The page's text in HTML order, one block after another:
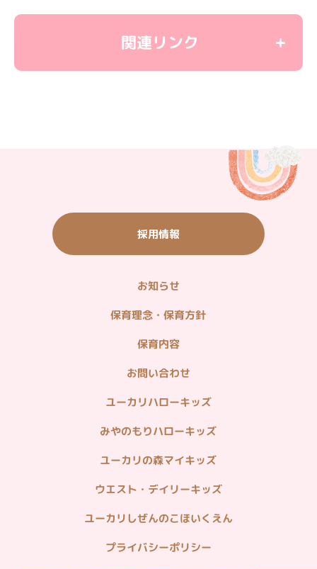
関連リンク
ご宿泊・ご飲食（ウィシュトンホテル）
タウン情報（グルメ・ショッピング他）
不動産情報（分譲・仲介・賃貸）
採用情報
お知らせ
保育理念・保育方針
保育内容
お問い合わせ
ユーカリハローキッズ
みやのもりハローキッズ
ユーカリの森マイキッズ
ウエスト・デイリーキッズ
ユーカリしぜんのこほいくえん
プライバシーポリシー